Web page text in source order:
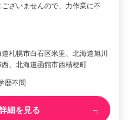
ざいませんので、力作業に不
札幌市白石区米里、北海道旭川
、北海道函館市西桔梗町
歴不問
細を見る